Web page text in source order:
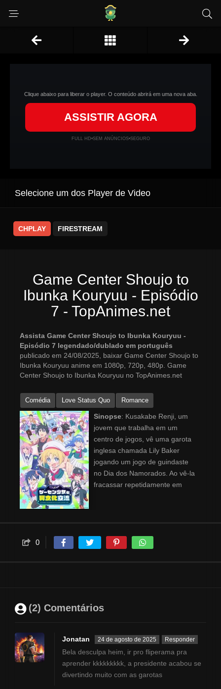
Clique abaixo para liberar o player. O conteúdo abrirá em uma nova aba.
ASSISTIR AGORA
FULL HD•SEM ANÚNCIOS•SEGURO
Selecione um dos Player de Video
CHPLAY FIRESTREAM
Game Center Shoujo to
Ibunka Kouryuu - Episódio
7 - TopAnimes.net
Assista Game Center Shoujo to Ibunka Kouryuu -
Episódio 7 legendado/dublado em português
publicado em 24/08/2025, baixar Game Center Shoujo to
Ibunka Kouryuu anime em 1080p, 720p, 480p. Game
Center Shoujo to Ibunka Kouryuu no TopAnimes.net
Comédia Love Status Quo Romance
Sinopse: Kusakabe Renji, um
jovem que trabalha em um
centro de jogos, vê uma garota
inglesa chamada Lily Baker
jogando um jogo de guindaste
no Dia dos Namorados. Ao vê-la
fracassar repetidamente em
Renji recebe uma mensagem
0
(2) Comentários
Jonatan 24 de agosto de 2025 Responder
Bela desculpa heim, ir pro fliperama pra
aprender kkkkkkkkk, a presidente acabou se
divertindo muito com as garotas